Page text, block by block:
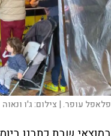
פלאפל עופר. | צילום:ג'ו ונאוה